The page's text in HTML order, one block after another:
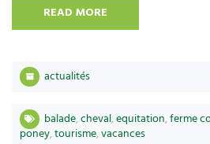
READ MORE
actualités
balade,cheval,equitation,ferme
poney,tourisme,vacances